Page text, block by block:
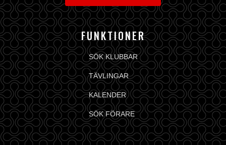
FUNKTIONER
SÖK KLUBBAR
TÄVLINGAR
KALENDER
SÖK FÖRARE